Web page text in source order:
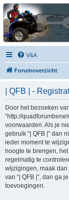
| QFB |
Hét quadforum van de
V&A
Forumoverzicht
| QFB | -
Door het bezoeken van
“http://
voorwaarden. Als je
gebruik “| QFB |” dan
ieder moment te
hoogte te brengen,
regelmatig te
wijzigingen, maak dan
van “| QFB |”, dan ga
toevoegingen.